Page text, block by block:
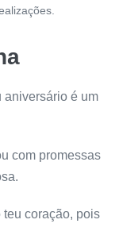
aniversário é um
com promessas
coração, pois